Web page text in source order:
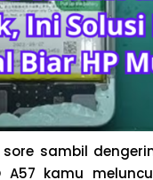
sambil
A57 kamu